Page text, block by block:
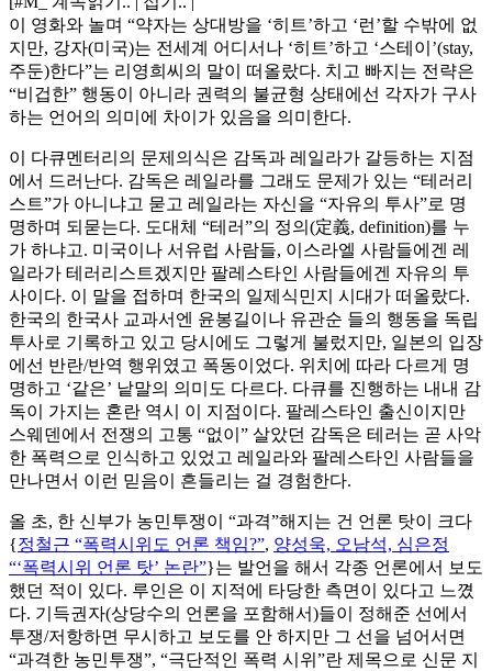
이 영화와 놀며 “약자는 상대방을 ‘히트’하고 ‘런’할 수밖에 없
지만, 강자(미국)는 전세계 어디서나 ‘히트’하고 ‘스테이’(stay,
주둔)한다”는 리영희씨의 말이 떠올랐다. 치고 빠지는 전략은
“비겁한” 행동이 아니라 권력의 불균형 상태에선 각자가 구사
하는 언어의 의미에 차이가 있음을 의미한다.
이 다큐멘터리의 문제의식은 감독과 레일라가 갈등하는 지점
에서 드러난다. 감독은 레일라를 그래도 문제가 있는 “테러리
스트”가 아니냐고 묻고 레일라는 자신을 “자유의 투사”로 명
명하며 되묻는다. 도대체 “테러”의 정의(定義, definition)를 누
가 하냐고. 미국이나 서유럽 사람들, 이스라엘 사람들에겐 레
일라가 테러리스트겠지만 팔레스타인 사람들에겐 자유의 투
사이다. 이 말을 접하며 한국의 일제식민지 시대가 떠올랐다.
한국의 한국사 교과서엔 윤봉길이나 유관순 들의 행동을 독립
투사로 기록하고 있고 당시에도 그렇게 불렀지만, 일본의 입장
에선 반란/반역 행위였고 폭동이었다. 위치에 따라 다르게 명
명하고 ‘같은’ 낱말의 의미도 다르다. 다큐를 진행하는 내내 감
독이 가지는 혼란 역시 이 지점이다. 팔레스타인 출신이지만
스웨덴에서 전쟁의 고통 “없이” 살았던 감독은 테러는 곧 사악
한 폭력으로 인식하고 있었고 레일라와 팔레스타인 사람들을
만나면서 이런 믿음이 흔들리는 걸 경험한다.
올 초, 한 신부가 농민투쟁이 “과격”해지는 건 언론 탓이 크다
{정철근 “폭력시위도 언론 책임?”, 양성욱, 오남석, 심은정
“‘폭력시위 언론 탓’ 논란”}는 발언을 해서 각종 언론에서 보도
했던 적이 있다. 루인은 이 지적에 타당한 측면이 있다고 느꼈
다. 기득권자(상당수의 언론을 포함해서)들이 정해준 선에서
투쟁/저항하면 무시하고 보도를 안 하지만 그 선을 넘어서면
“과격한 농민투쟁”, “극단적인 폭력 시위”란 제목으로 신문 지